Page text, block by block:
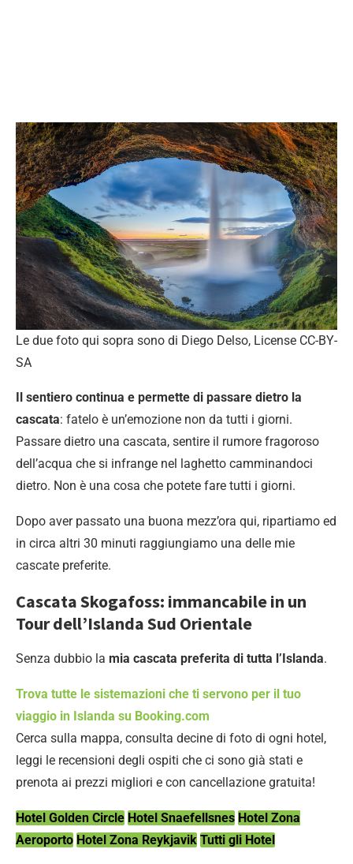
Le due foto qui sopra sono di Diego Delso, License CC-BY-
SA
Il sentiero continua e permette di passare dietro la
cascata: fatelo è un’emozione non da tutti i giorni.
Passare dietro una cascata, sentire il rumore fragoroso
dell’acqua che si infrange nel laghetto camminandoci
dietro. Non è una cosa che potete fare tutti i giorni.
Dopo aver passato una buona mezz’ora qui, ripartiamo ed
in circa altri 30 minuti raggiungiamo una delle mie
cascate preferite.
Cascata Skogafoss: immancabile in un
Tour dell’Islanda Sud Orientale
Senza dubbio la mia cascata preferita di tutta l’Islanda.
Trova tutte le sistemazioni che ti servono per il tuo
viaggio in Islanda su Booking.com
Cerca sulla mappa, consulta decine di foto di ogni hotel,
leggi le recensioni degli ospiti che ci sono già stati e
prenota ai prezzi migliori e con cancellazione gratuita!
Hotel Golden Circle Hotel Snaefellsnes Hotel Zona
Aeroporto Hotel Zona Reykjavik Tutti gli Hotel